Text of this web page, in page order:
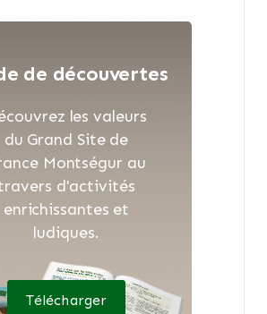
de découvertes
les valeurs
du Grand Site de
Montségur au
d'activités
enrichissantes et
ludiques.
Télécharger